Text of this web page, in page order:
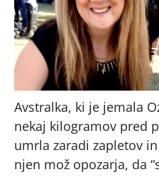
Avstralka, ki je jemala
nekaj kilogramov pred
umrla zaradi zapletov
njen mož opozarja, da